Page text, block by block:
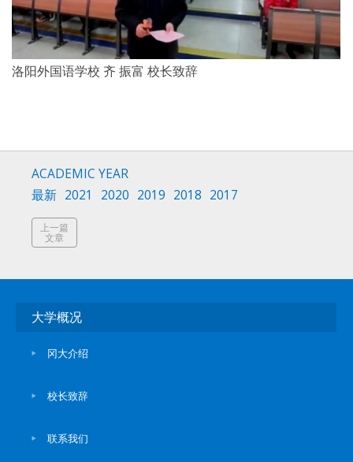
洛阳外国语学校 齐 振富 校长致辞
ACADEMIC YEAR
最新 2021 2020 2019 2018 2017
上一篇
文章
大学概况
冈大介绍
校长致辞
联系我们